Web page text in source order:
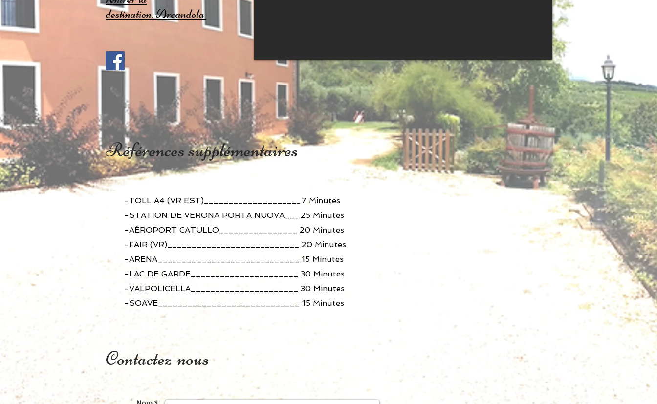
destination: Arcandola
Références supplémentaires
-TOLL A4 (VR EST)___________________
7 Minutes
-STATION DE VERONA PORTA NUOVA__
25 Minutes
-AÉROPORT CATULLO________________ 20 Minutes
-FAIR (VR)___________________________ 20 Minutes
-ARENA_____________________________ 15 Minutes
-LAC DE GARDE______________________ 30 Minutes
-VALPOLICELLA______________________ 30 Minutes
-SOAVE_____________________________ 15 Minutes
Contactez-nous